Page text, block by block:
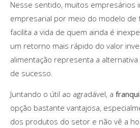
Nesse sentido, muitos empresários
empresarial por meio do modelo de
facilita a vida de quem ainda é
um retorno mais rápido do valor
alimentação representa a
de sucesso.
Juntando o útil ao agradável, a
opção bastante vantajosa,
dos produtos do setor e não vê a